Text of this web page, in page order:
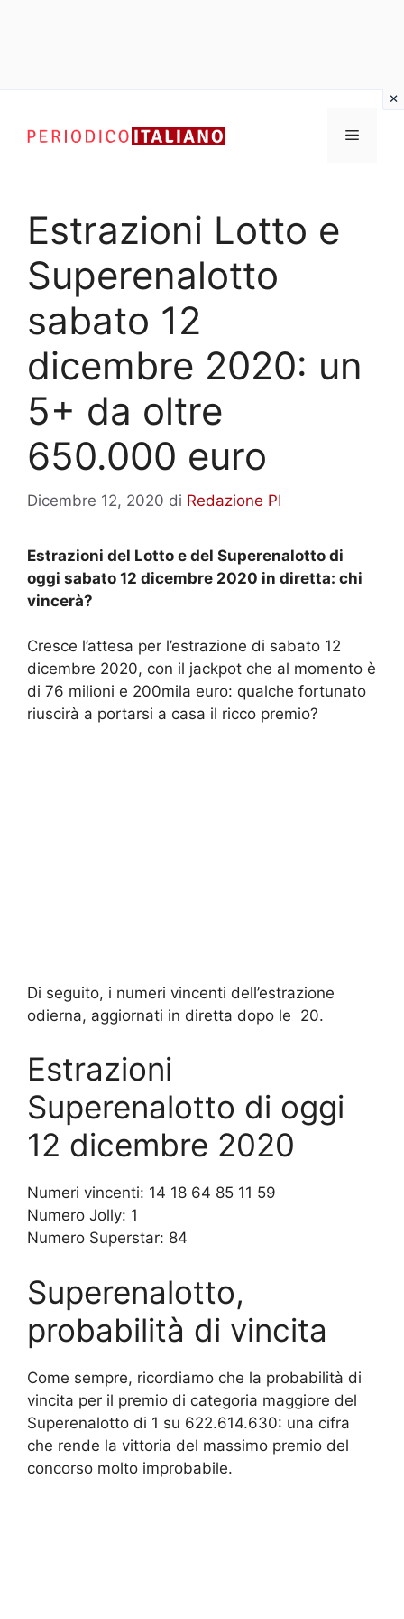
contenuto
Menu
Estrazioni Lotto e
Superenalotto
sabato 12
dicembre 2020: un
5+ da oltre
650.000 euro
Dicembre 12, 2020 di Redazione PI
Estrazioni del Lotto e del Superenalotto di
oggi sabato 12 dicembre 2020 in diretta: chi
vincerà?
Cresce l’attesa per l’estrazione di sabato 12
dicembre 2020, con il jackpot che al momento è
di 76 milioni e 200mila euro: qualche fortunato
riuscirà a portarsi a casa il ricco premio?
Di seguito, i numeri vincenti dell’estrazione
odierna, aggiornati in diretta dopo le 20.
Estrazioni
Superenalotto di oggi
12 dicembre 2020
Numeri vincenti: 14 18 64 85 11 59
Numero Jolly: 1
Numero Superstar: 84
Superenalotto,
probabilità di vincita
Come sempre, ricordiamo che la probabilità di
vincita per il premio di categoria maggiore del
Superenalotto di 1 su 622.614.630: una cifra
che rende la vittoria del massimo premio del
concorso molto improbabile.